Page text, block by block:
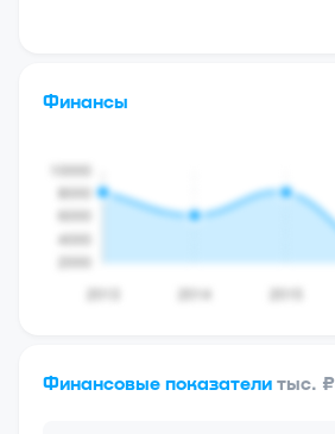
Финансы
Финансовые показатели тыс. ₽